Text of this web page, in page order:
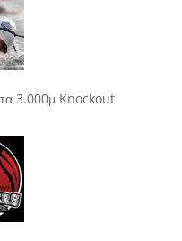
3.000μ Knockout